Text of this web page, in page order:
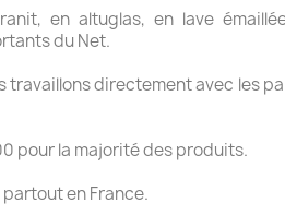
en altuglas, en lave
du Net.
travaillons directement avec les
pour la majorité des produits.
en France.